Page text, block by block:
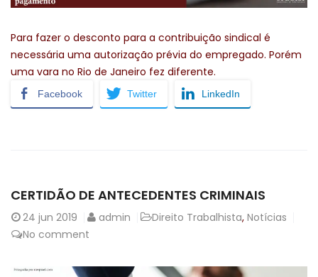
Para fazer o desconto para a contribuição sindical é
necessária uma autorização prévia do empregado. Porém
uma vara no Rio de Janeiro fez diferente.
Facebook Twitter LinkedIn
CERTIDÃO DE ANTECEDENTES CRIMINAIS
24 jun 2019 admin Direito Trabalhista, Notícias
No comment